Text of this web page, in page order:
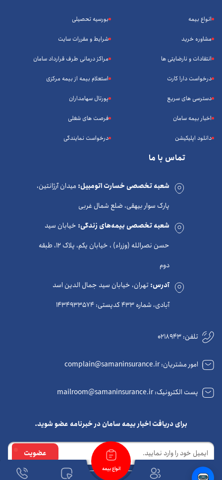
انواع بیمه
مشاوره خرید
انتقادات و نارضایتی ها
درخواست دارا کارت
دسترسی های سریع
اخبار بیمه سامان
دانلود اپلیکیشن
بورسیه تحصیلی
شرایط و مقررات سایت
مراکز درمانی طرف قرارداد سامان
استعلام بیمه از بیمه مرکزی
پورتال سهامداران
فرصت های شغلی
درخواست نمایندگی
تماس با ما
شعبه تخصصی خسارت اتومبیل: میدان آرژانتین،
پارک سوار بیهقی، ضلع شمال غربی
شعبه تخصصی بیمه‌های زندگی: خیابان سید
حسن نصرالله (وزراء) ، خیابان یکم، پلاک 12، طبقه
دوم
آدرس:تهران، خیابان سید جمال الدین اسد
آبادی، شماره 433 کدپستی: 1434933574
تلفن:0218943
امور مشتریان: complain@samaninsurance.ir
پست الکترونیک: mailroom@samaninsurance.ir
برای دریافت اخبار بیمه سامان در خبرنامه عضو شوید.
ایمیل عضویت
انواع بیمه